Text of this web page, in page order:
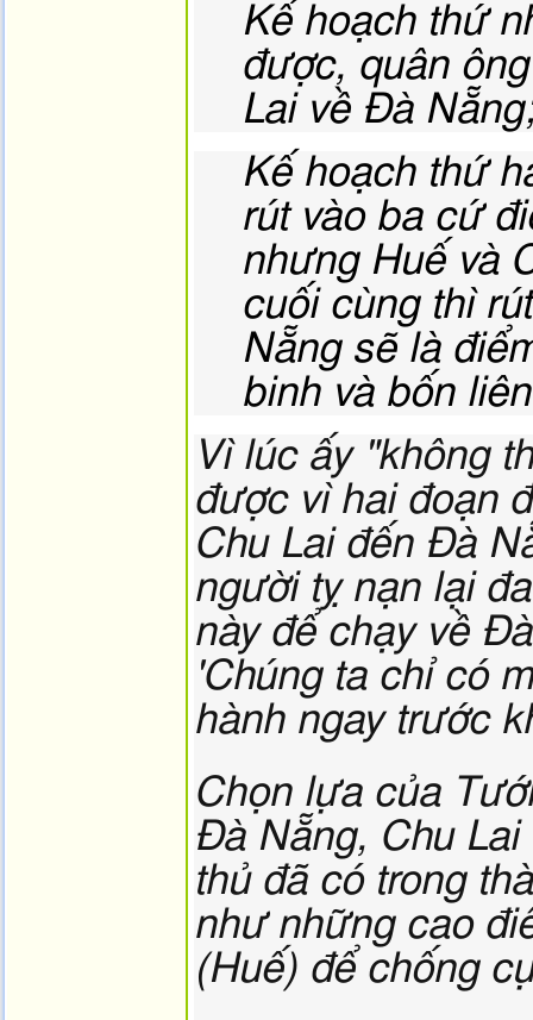
Kế hoạch thứ
được, quân
Lai về Đà
Kế hoạch thứ
rút vào ba cứ
nhưng Huế và
cuối cùng thì
Nẵng sẽ là
binh và bốn
Vì lúc ấy "không
được vì hai đoạn
Chu Lai đến Đà
người tỵ nạn lại
này để chạy về
'Chúng ta chỉ có
hành ngay trước
Chọn lựa của
Đà Nẵng, Chu
thủ đã có trong
như những cao
(Huế) để chống